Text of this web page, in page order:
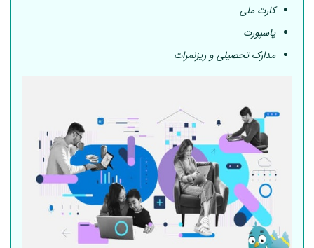
کارت ملی
پاسپورت
مدارک تحصیلی و ریزنمرات